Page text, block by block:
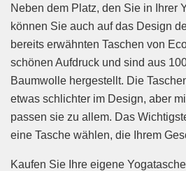
Neben dem Platz, den Sie in Ihrer
können Sie auch auf das Design
bereits erwähnten Taschen von
schönen Aufdruck und sind aus
Baumwolle hergestellt. Die
etwas schlichter im Design, aber
passen sie zu allem. Das
eine Tasche wählen, die Ihrem
Kaufen Sie Ihre eigene